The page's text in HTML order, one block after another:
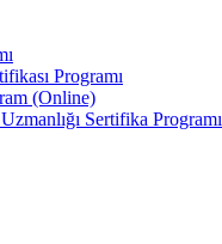
Programı
(Online)
Sertifika Programı